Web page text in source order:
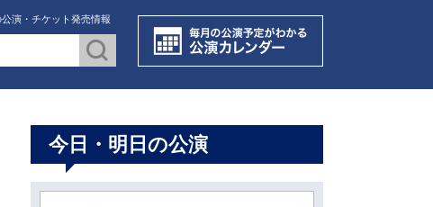
演・チケット発売情報
今日・明日の公演